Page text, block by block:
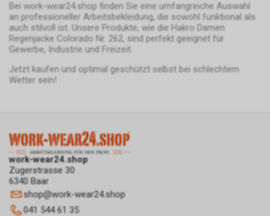
Bei work-wear24.shop finden Sie eine umfangreiche Auswahl
an professioneller Arbeitsbekleidung, die sowohl funktional als
auch stilvoll ist. Unsere Produkte, wie die Hakro Damen
Regenjacke Colorado Nr. 262, sind perfekt geeignet für
Gewerbe, Industrie und Freizeit.
Jetzt kaufen und optimal geschützt selbst bei schlechtem
Wetter sein!
work-wear24.shop
Zugerstrasse 30
6340 Baar
shop@work-wear24.shop
041 544 61 35
Tracking zur zielgerichteten
Bewerbung unseres Angebots.
Im Falle einer von Ihnen erteilten
Einwilligung für diese
Rechtsgrundlage Art. 6 Abs. 1 lit.
Optimierung und dem
wirtschaftlichen Betrieb unseres
speichert das von uns